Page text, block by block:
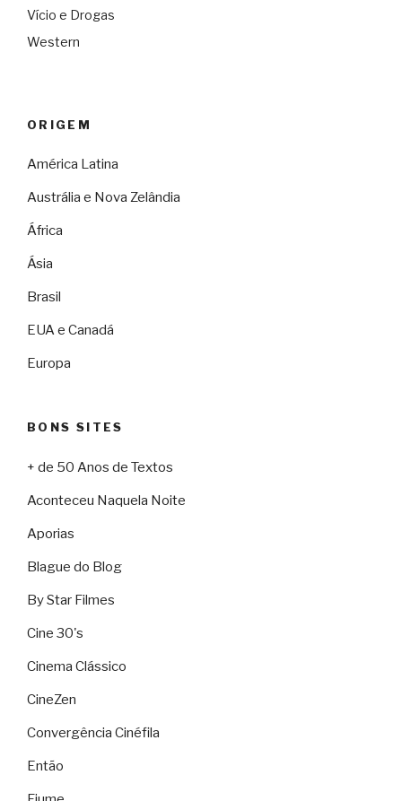
Vício e Drogas
Western
ORIGEM
América Latina
Austrália e Nova Zelândia
África
Ásia
Brasil
EUA e Canadá
Europa
BONS SITES
+ de 50 Anos de Textos
Aconteceu Naquela Noite
Aporias
Blague do Blog
By Star Filmes
Cine 30's
Cinema Clássico
CineZen
Convergência Cinéfila
Então